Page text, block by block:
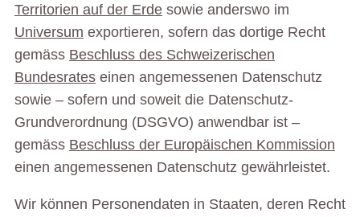
Territorien auf der Erde sowie anderswo im
Universum exportieren, sofern das dortige Recht
gemäss Beschluss des Schweizerischen
Bundesrates einen angemessenen Datenschutz
sowie – sofern und soweit die Datenschutz-
Grundverordnung (DSGVO) anwendbar ist –
gemäss Beschluss der Europäischen Kommission
einen angemessenen Datenschutz gewährleistet.
Wir können Personendaten in Staaten, deren Recht